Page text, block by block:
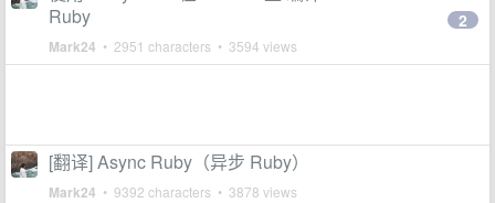
Ruby
Mark24 • 2951 characters • 3594 views
2
[翻译] Async Ruby（异步 Ruby）
Mark24 • 9392 characters • 3878 views